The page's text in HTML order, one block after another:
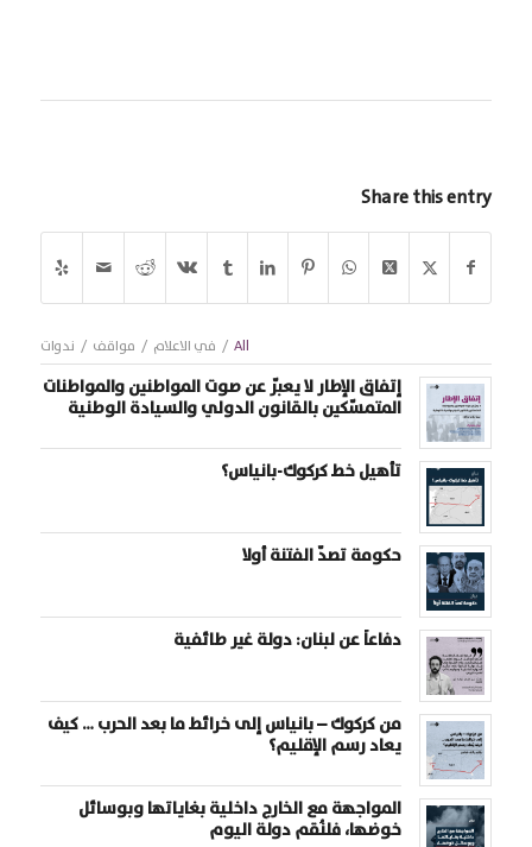
Share this entry
All
/ في الاعلام / مواقف / ندوات
إتفاق الإطار لا يعبّر عن صوت المواطنين والمواطنات
المتمسّكين بالقانون الدولي والسيادة الوطنية
تأهيل خط كركوك-بانياس؟
حكومة تصدّ الفتنة أولا
دفاعاً عن لبنان: دولة غير طائفية
من كركوك – بانياس إلى خرائط ما بعد الحرب … كيف
يعاد رسم الإقليم؟
المواجهة مع الخارج داخلية بغاياتها وبوسائل
خوضها، فلنُقم دولة اليوم